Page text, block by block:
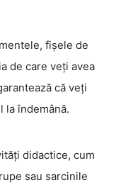
fișele de
de care veți avea
că veți
la îndemână.
didactice, cum
sau sarcinile